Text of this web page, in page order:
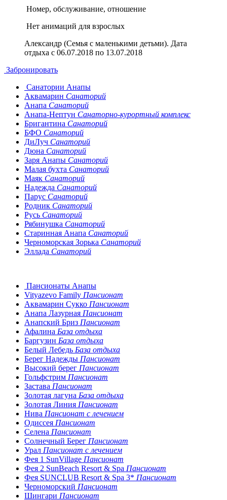
Номер, обслуживание, отношение
Нет анимаций для взрослых
Александр (Семья с маленькими детьми). Дата
отдыха с 06.07.2018 по 13.07.2018
Забронировать
Санатории Анапы
Аквамарин Санаторий
Анапа Санаторий
Анапа-Нептун Санаторно-курортный комплекс
Бригантина Санаторий
БФО Санаторий
ДиЛуч Санаторий
Дюна Санаторий
Заря Анапы Санаторий
Малая бухта Санаторий
Маяк Санаторий
Надежда Санаторий
Парус Санаторий
Родник Санаторий
Русь Санаторий
Рябинушка Санаторий
Старинная Анапа Санаторий
Черноморская Зорька Санаторий
Эллада Санаторий
Пансионаты Анапы
Vityazevo Family Пансионат
Аквамарин Сукко Пансионат
Анапа Лазурная Пансионат
Анапский Бриз Пансионат
Афалина База отдыха
Баргузин База отдыха
Белый Лебедь База отдыха
Берег Надежды Пансионат
Высокий берег Пансионат
Гольфстрим Пансионат
Застава Пансионат
Золотая лагуна База отдыха
Золотая Линия Пансионат
Нива Пансионат с лечением
Одиссея Пансионат
Селена Пансионат
Солнечный Берег Пансионат
Урал Пансионат с лечением
Фея 1 SunVillage Пансионат
Фея 2 SunBeach Resort & Spa Пансионат
Фея SUNCLUB Resort & Spa 3* Пансионат
Черноморский Пансионат
Шингари Пансионат